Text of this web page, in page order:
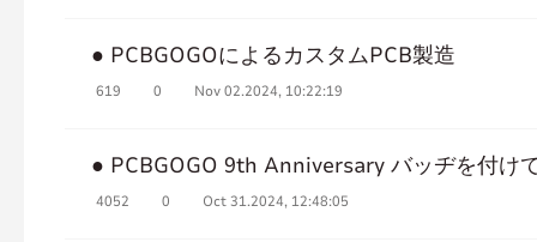
● PCBGOGOによるカスタムPCB製造
619 0 Nov 02.2024, 10:22:19
● PCBGOGO 9th Anniversary バッヂを付け
4052 0 Oct 31.2024, 12:48:05